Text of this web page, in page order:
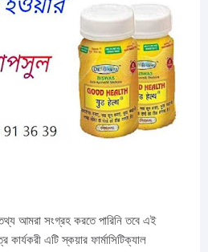
আমরা সংগ্রহ করতে পারিনি তবে এই
কার্যকরী এটি স্কয়ার ফার্মাসিটিক্যাল